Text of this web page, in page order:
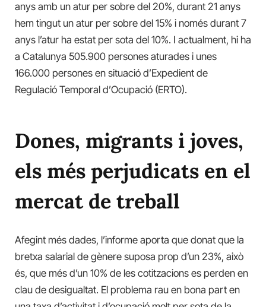
anys amb un atur per sobre del 20%, durant 21 anys
hem tingut un atur per sobre del 15% i només durant 7
anys l’atur ha estat per sota del 10%. I actualment, hi ha
a Catalunya 505.900 persones aturades i unes
166.000 persones en situació d’Expedient de
Regulació Temporal d’Ocupació (ERTO).
Dones, migrants i joves,
els més perjudicats en el
mercat de treball
Afegint més dades, l’informe aporta que donat que la
bretxa salarial de gènere suposa prop d’un 23%, això
és, que més d’un 10% de les cotitzacions es perden en
clau de desigualtat. El problema rau en bona part en